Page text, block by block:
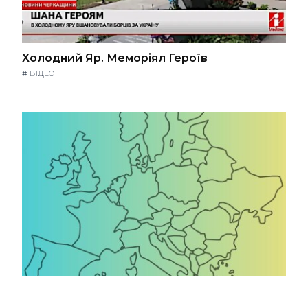
Холодний Яр. Меморіял Героїв
# ВІДЕО